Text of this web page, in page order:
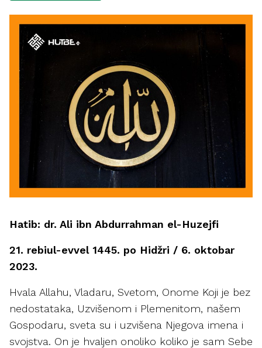
Hatib: dr. Ali ibn Abdurrahman el-Huzejfi
21. rebiul-evvel 1445. po Hidžri / 6. oktobar
2023.
Hvala Allahu, Vladaru, Svetom, Onome Koji je bez
nedostataka, Uzvišenom i Plemenitom, našem
Gospodaru, sveta su i uzvišena Njegova imena i
svojstva. On je hvaljen onoliko koliko je sam Sebe